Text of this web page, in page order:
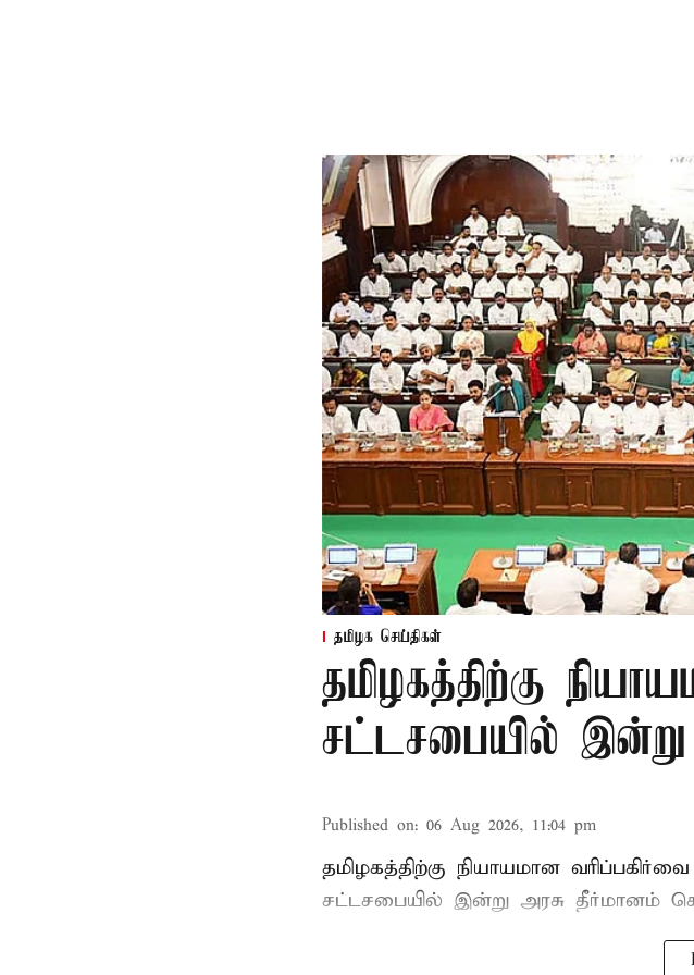
தமிழக செய்திகள்
தமிழகத்திற்கு
சட்டசபையில் இன்று
Published on: 06 Aug 2026, 11:04 pm
தமிழகத்திற்கு நியாயமான
சட்டசபையில் இன்று அரசு தீர்மானம்